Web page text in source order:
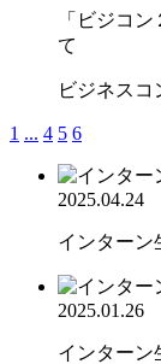
「ビジコ
て
ビジネスコ
1 ... 4 5 6
2025.04.24
インターン
2025.01.26
インターン